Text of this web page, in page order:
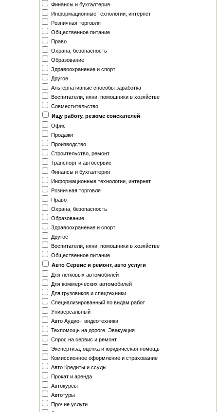
Финансы и бухгалтерия
Информационные технологии, интернет
Розничная торговля
Общественное питание
Право
Охрана, безопасность
Образование
Здравоохранение и спорт
Другое
Альтернативные способы заработка
Воспитатели, няни, помощники в хозяйстве
Совместительство
Ищу работу, резюме соискателей
Офис
Продажи
Производство
Строительство, ремонт
Транспорт и автосервис
Финансы и бухгалтерия
Информационные технологии, интернет
Розничная торговля
Право
Охрана, безопасность
Образование
Здравоохранение и спорт
Другое
Воспитатели, няни, помощники в хозяйстве
Общественное питание
Авто Сервис и ремонт, авто услуги
Для легковых автомобилей
Для коммерческих автомобилей
Для грузовиков и спецтехники
Специализированный по видам работ
Универсальный
Авто Аудио-, видеотехники
Техпомощь на дороге. Эвакуация
Спрос на сервис и ремонт
Экспертиза, оценка и юридическая помощь
Комиссионное оформление и страхование
Авто Кредиты и ссуды
Прокат и аренда
Автокурсы
Автотуры
Прочие услуги